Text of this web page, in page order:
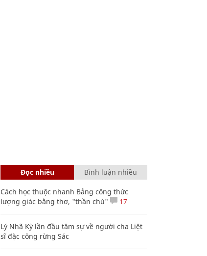
Đọc nhiều Bình luận nhiều
Cách học thuộc nhanh Bảng công thức
lượng giác bằng thơ, "thần chú"
17
Lý Nhã Kỳ lần đầu tâm sự về người cha Liệt
sĩ đặc công rừng Sác